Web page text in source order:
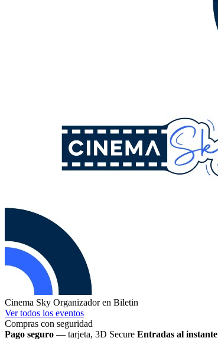
Cinema Sky Organizador en Biletin
Ver todos los eventos
Compras con seguridad
Pago seguro — tarjeta, 3D Secure Entradas al instante